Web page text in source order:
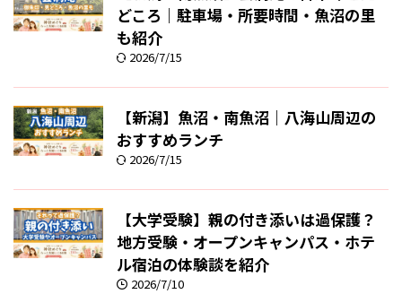
どころ｜駐車場・所要時間・魚沼の里
も紹介
2026/7/15
【新潟】魚沼・南魚沼｜八海山周辺の
おすすめランチ
2026/7/15
【大学受験】親の付き添いは過保護？
地方受験・オープンキャンパス・ホテ
ル宿泊の体験談を紹介
2026/7/10